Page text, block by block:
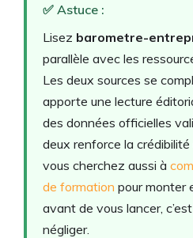
✅ Astuce :
Lisez barometre-
parallèle avec les
Les deux sources se
apporte une lecture
des données officielles
deux renforce la
vous cherchez aussi à
de formation pour monter
avant de vous lancer,
négliger.